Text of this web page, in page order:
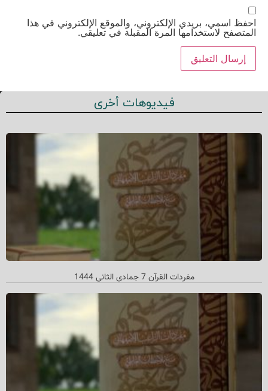
احفظ اسمي، بريدي الإلكتروني، والموقع الإلكتروني في هذا
المتصفح لاستخدامها المرة المقبلة في تعليقي.
فيديوهات أخرى
مفردات القرآن 7 جمادي الثاني 1444